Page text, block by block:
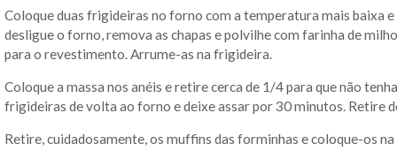
Coloque duas frigideiras no forno com a temperatura mais baixa
desligue o forno, remova as chapas e polvilhe com farinha de
para o revestimento. Arrume-as na frigideira.
Coloque a massa nos anéis e retire cerca de 1/4 para que não
frigideiras de volta ao forno e deixe assar por 30 minutos. Retire
Retire, cuidadosamente, os muffins das forminhas e coloque-os